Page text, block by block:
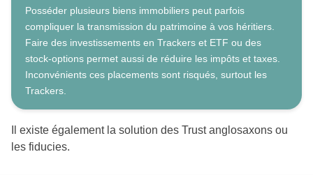
Posséder plusieurs biens immobiliers peut parfois
compliquer la transmission du patrimoine à vos héritiers.
Faire des investissements en Trackers et ETF ou des
stock-options permet aussi de réduire les impôts et taxes.
Inconvénients ces placements sont risqués, surtout les
Trackers.
Il existe également la solution des Trust anglosaxons ou
les fiducies.